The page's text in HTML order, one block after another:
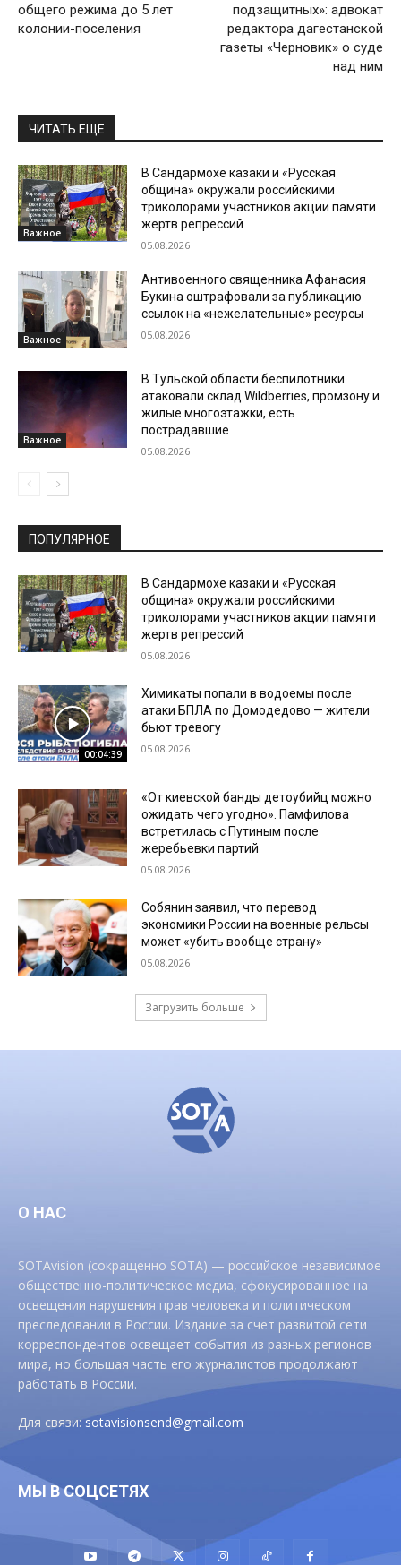
общего режима до 5 лет
колонии-поселения
подзащитных»: адвокат
редактора дагестанской
газеты «Черновик» о суде
над ним
ЧИТАТЬ ЕЩЕ
Важное
В Сандармохе казаки и «Русская
община» окружали российскими
триколорами участников акции памяти
жертв репрессий
05.08.2026
Важное
Антивоенного священника Афанасия
Букина оштрафовали за публикацию
ссылок на «нежелательные» ресурсы
05.08.2026
Важное
В Тульской области беспилотники
атаковали склад Wildberries, промзону и
жилые многоэтажки, есть
пострадавшие
05.08.2026
ПОПУЛЯРНОЕ
В Сандармохе казаки и «Русская
община» окружали российскими
триколорами участников акции памяти
жертв репрессий
05.08.2026
00:04:39
Химикаты попали в водоемы после
атаки БПЛА по Домодедово — жители
бьют тревогу
05.08.2026
«От киевской банды детоубийц можно
ожидать чего угодно». Памфилова
встретилась с Путиным после
жеребьевки партий
05.08.2026
Собянин заявил, что перевод
экономики России на военные рельсы
может «убить вообще страну»
05.08.2026
Загрузить больше
О НАС
SOTAvision (сокращенно SOTA) — российское независимое
общественно-политическое медиа, сфокусированное на
освещении нарушения прав человека и политическом
преследовании в России. Издание за счет развитой сети
корреспондентов освещает события из разных регионов
мира, но большая часть его журналистов продолжают
работать в России.
Для связи:sotavisionsend@gmail.com
МЫ В СОЦСЕТЯХ